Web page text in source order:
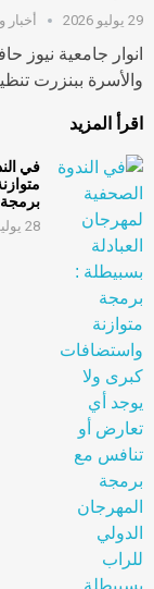
29 يوليو 2026 أخبار
انوار جامعية نيوز
والأسرة ببنزرت
اقرأ المزيد
في
برمجة
28 يوليو 2026